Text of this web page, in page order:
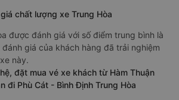
chất lượng xe Trung Hòa
được đánh giá với số điểm trung bình là
giá của khách hàng đã trải nghiệm
này.
đặt mua vé xe khách từ Hàm Thuận
đi Phù Cát - Bình Định Trung Hòa